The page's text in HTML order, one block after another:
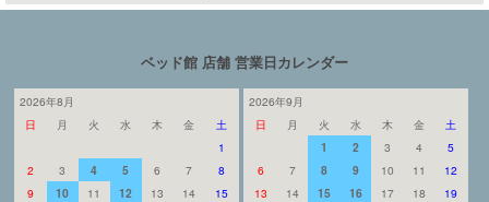
ベッド館 店舗 営業日カレンダー
2026年8月
日
月 火 水 木 金
土
1
2
3 4 5 6 7
8
9
10 11 12 13 14
15
2026年9月
日
月 火 水 木 金
土
1
2 3 4
5
6
7 8 9 10 11
12
13
14 15 16 17 18
19